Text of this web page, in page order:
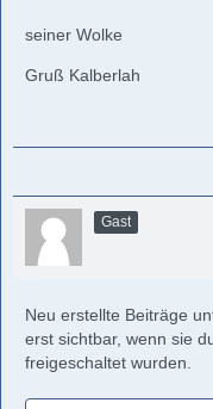
seiner Wolke
Gruß Kalberlah
Gast
Neu erstellte Beiträge
erst sichtbar, wenn sie
freigeschaltet wurden.